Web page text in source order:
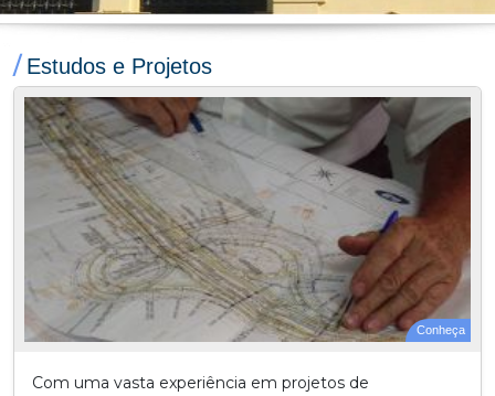
/ Estudos e Projetos
Conheça
Com uma vasta experiência em projetos de